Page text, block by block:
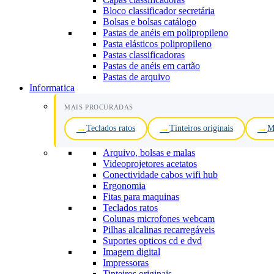
Bloco classificador secretária
Bolsas e bolsas catálogo
Pastas de anéis em polipropileno
Pasta elásticos polipropileno
Pastas classificadoras
Pastas de anéis em cartão
Pastas de arquivo
Informatica
MAIS PROCURADAS
Teclados ratos Tinteiros originais
Arquivo, bolsas e malas
Videoprojetores acetatos
Conectividade cabos wifi hub
Ergonomia
Fitas para maquinas
Teclados ratos
Colunas microfones webcam
Pilhas alcalinas recarregáveis
Suportes opticos cd e dvd
Imagem digital
Impressoras